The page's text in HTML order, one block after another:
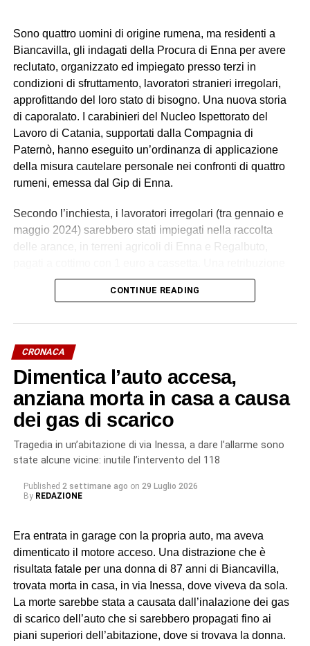
Sono quattro uomini di origine rumena, ma residenti a
Biancavilla, gli indagati della Procura di Enna per avere
reclutato, organizzato ed impiegato presso terzi in
condizioni di sfruttamento, lavoratori stranieri irregolari,
approfittando del loro stato di bisogno. Una nuova storia
di caporalato. I carabinieri del Nucleo Ispettorato del
Lavoro di Catania, supportati dalla Compagnia di
Paternò, hanno eseguito un’ordinanza di applicazione
della misura cautelare personale nei confronti di quattro
rumeni, emessa dal Gip di Enna.
Secondo l’inchiesta, i lavoratori irregolari (tra gennaio e
maggio 2024) sarebbero stati impiegati nella raccolta
delle arance, in terreni agricoli di Enna e Regalbuto,
palesemente difforme e sproporzionata rispetto ai minimi
contrattuali. Un impegno di circa 70 ore settimanali, senza
a lavorare e ad accettare le condizioni imposte dietro
violenza e minacce.
L’indagine è scaturita dalla denuncia di quattro cittadini
marocchini dipendenti da uno pseudo imprenditore
rumeno, sostenuti dall’associazione Penelope, sulle cui
dichiarazioni hanno avuto origine gli accertamenti a
riscontro da parte dei militari del Nucleo Carabinieri
lavoro “di fatto”. Gli altri tre (destinatari dell’obbligo di
presentazione alla polizia giudiziaria) eseguivano gli
ordini e svolgevano funzioni di controllo sul campo,
vigilando sull’attività dei lavoratori, imponendo ritmi e
carichi sproporzionati con “modalità intimidatorie”. Erano
loro a gestire anche l’alloggio fatiscente (privo di luce e
acqua) imposto ai lavoratori, trattenendone le somme
CONTINUE READING
CRONACA
Dimentica l’auto accesa,
anziana morta in casa a causa
dei gas di scarico
Tragedia in un’abitazione di via Inessa, a dare l’allarme sono
state alcune vicine: inutile l’intervento del 118
Published 2 settimane ago on 29 Luglio 2026
By REDAZIONE
Era entrata in garage con la propria auto, ma aveva
dimenticato il motore acceso. Una distrazione che è
risultata fatale per una donna di 87 anni di Biancavilla,
trovata morta in casa, in via Inessa, dove viveva da sola.
La morte sarebbe stata a causata dall’inalazione dei gas
di scarico dell’auto che si sarebbero propagati fino ai
piani superiori dell’abitazione, dove si trovava la donna.